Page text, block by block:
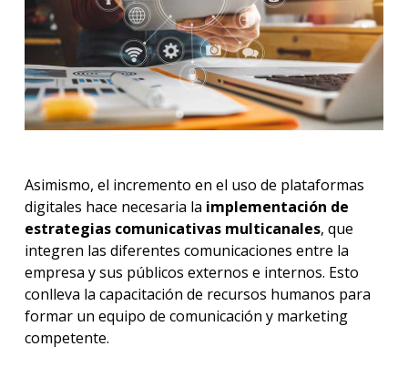
Asimismo, el incremento en el uso de plataformas
digitales hace necesaria la implementación de
estrategias comunicativas multicanales, que
integren las diferentes comunicaciones entre la
empresa y sus públicos externos e internos. Esto
conlleva la capacitación de recursos humanos para
formar un equipo de comunicación y marketing
competente.